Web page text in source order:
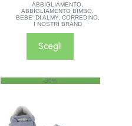
ABBIGLIAMENTO
ABBIGLIAMENTO BIMBO
BEBE' DI ALMY, CORREDINO,
I NOSTRI BRAND
Scegli
-50%